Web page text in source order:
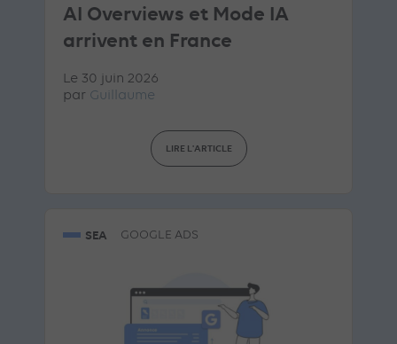
AI Overviews et Mode IA
arrivent en France
Le 30 juin 2026
par Guillaume
LIRE L'ARTICLE
SEA GOOGLE ADS